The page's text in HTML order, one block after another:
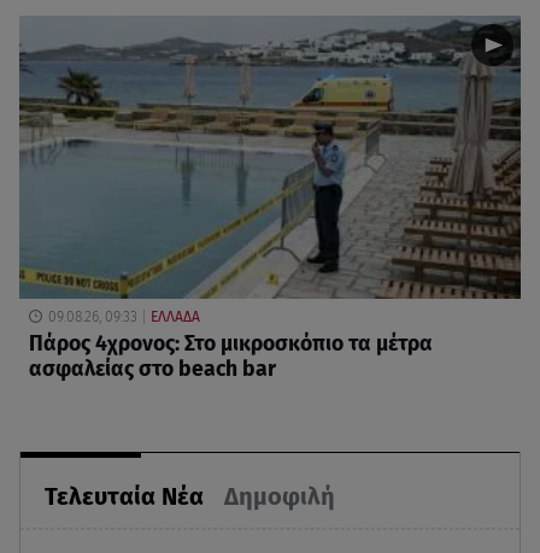
Τελευταία Νέα Δημοφιλή
09.08.26, 09:33 ΕΛΛΑΔΑ
Πάρος 4χρονος: Στο μικροσκόπιο τα μέτρα
ασφαλείας στο beach bar